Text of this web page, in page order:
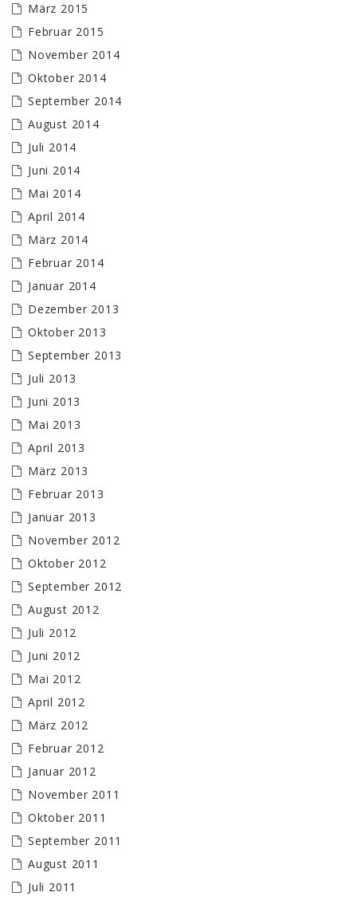
März 2015
Februar 2015
November 2014
Oktober 2014
September 2014
August 2014
Juli 2014
Juni 2014
Mai 2014
April 2014
März 2014
Februar 2014
Januar 2014
Dezember 2013
Oktober 2013
September 2013
Juli 2013
Juni 2013
Mai 2013
April 2013
März 2013
Februar 2013
Januar 2013
November 2012
Oktober 2012
September 2012
August 2012
Juli 2012
Juni 2012
Mai 2012
April 2012
März 2012
Februar 2012
Januar 2012
November 2011
Oktober 2011
September 2011
August 2011
Juli 2011